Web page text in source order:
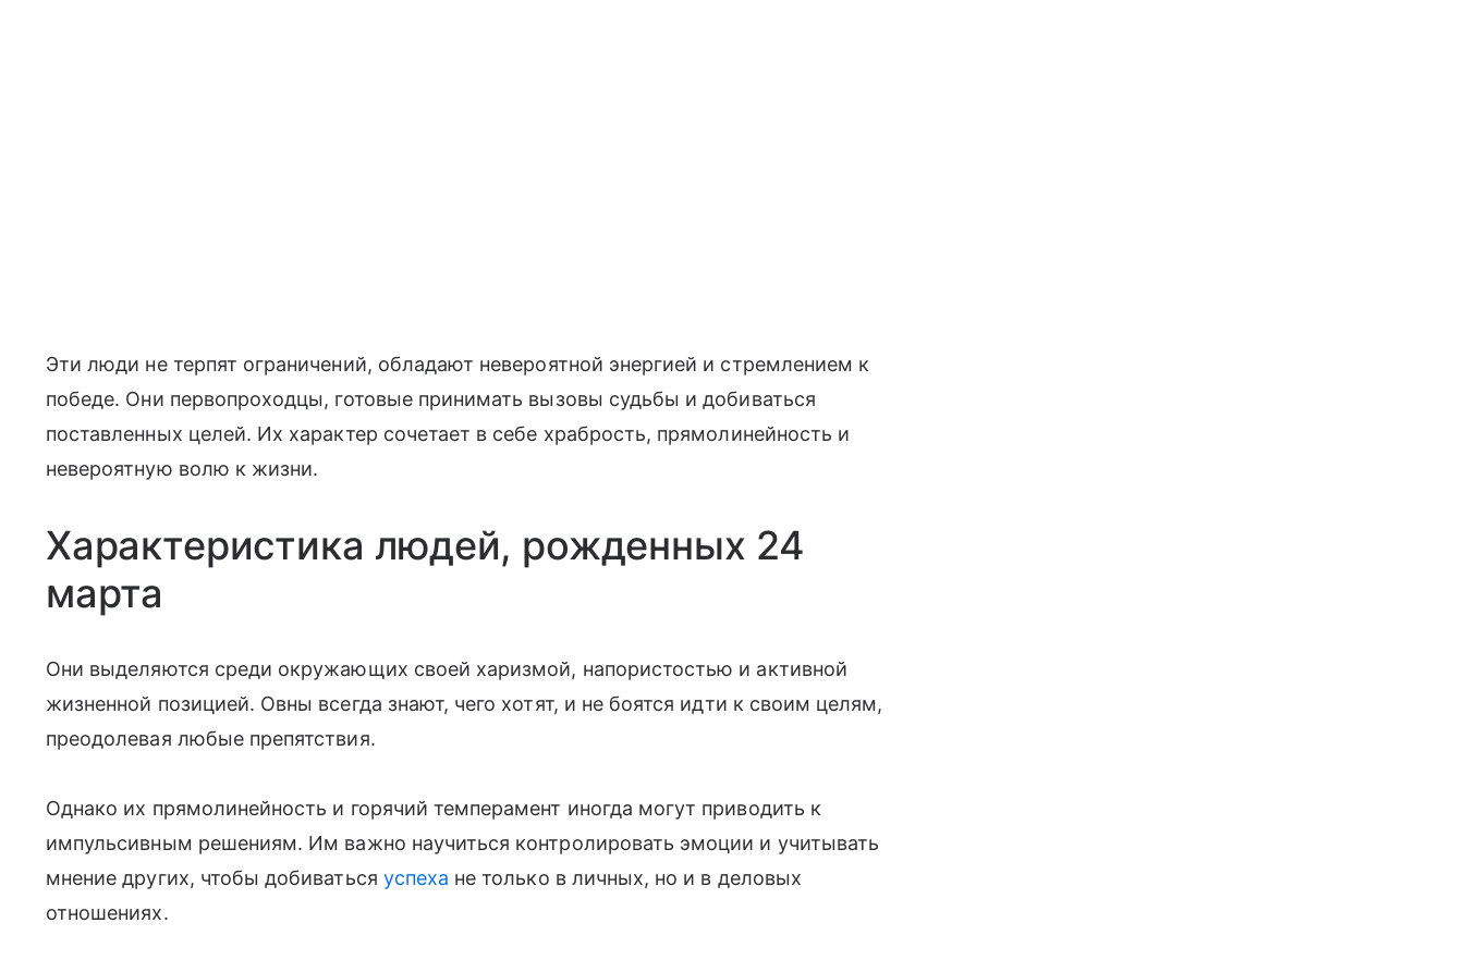
Эти люди не терпят ограничений, обладают невероятной энергией и стремлением к
победе. Они первопроходцы, готовые принимать вызовы судьбы и добиваться
поставленных целей. Их характер сочетает в себе храбрость, прямолинейность и
невероятную волю к жизни.
Характеристика людей, рожденных 24
марта
Они выделяются среди окружающих своей харизмой, напористостью и активной
жизненной позицией. Овны всегда знают, чего хотят, и не боятся идти к своим целям,
преодолевая любые препятствия.
Однако их прямолинейность и горячий темперамент иногда могут приводить к
импульсивным решениям. Им важно научиться контролировать эмоции и учитывать
мнение других, чтобы добиваться успеха не только в личных, но и в деловых
отношениях.